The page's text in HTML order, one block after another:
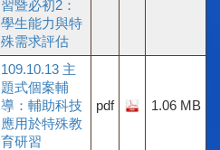
習暨必初2：
學生能力與特
殊需求評估
109.10.13 主
題式個案輔
導：輔助科技
應用於特殊教
育研習
pdf 1.06 MB